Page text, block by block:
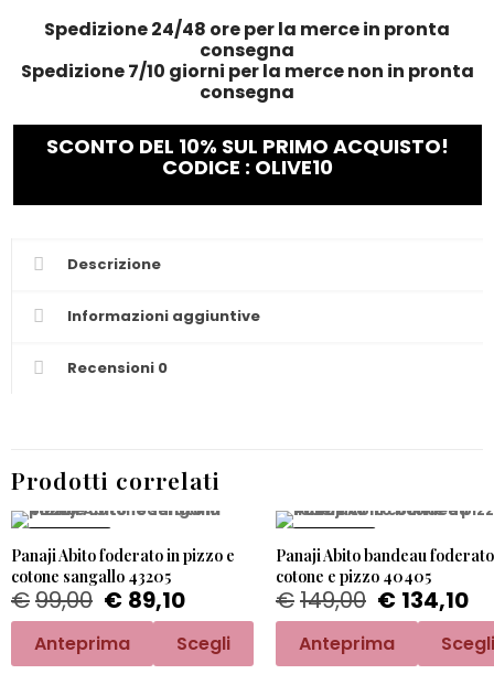
Spedizione 24/48 ore per la merce in pronta
consegna
Spedizione 7/10 giorni per la merce non in pronta
consegna
SCONTO DEL 10% SUL PRIMO ACQUISTO!
CODICE : OLIVE10
Descrizione
Informazioni aggiuntive
Recensioni 0
Prodotti correlati
Panaji Abito foderato in pizzo e
cotone sangallo 43205
€99,00 € 89,10
Anteprima Scegli
Panaji Abito bandeau
cotone e pizzo 40405
€149,00 € 134,10
Anteprima Scegli